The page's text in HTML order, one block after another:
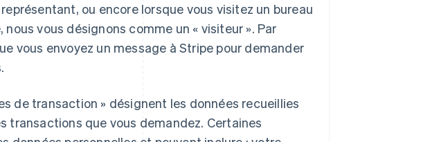
ou encore lorsque vous visitez un bureau
vous désignons comme un « visiteur ». Par
vous envoyez un message à Stripe pour demander
de transaction » désignent les données recueillies
transactions que vous demandez. Certaines